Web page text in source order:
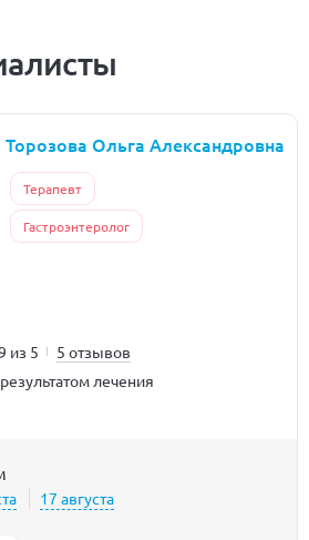
Торозова Ольга Александровна
Терапевт
Гастроэнтеролог
из 5 5 отзывов
лечения
17 августа